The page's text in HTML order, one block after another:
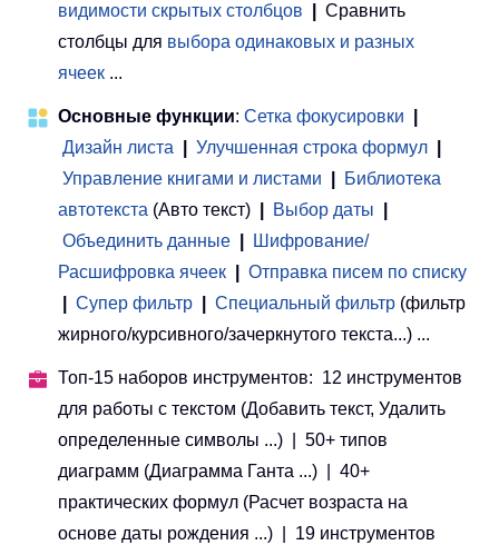
видимости скрытых столбцов
Сравнить
столбцы для выбора одинаковых и разных
ячеек ...
Основные функции: Сетка фокусировки
Дизайн листа
Улучшенная строка формул
Управление книгами и листами
Библиотека
автотекста (Авто текст) Выбор даты
Объединить данные
Шифрование/
Расшифровка ячеек
Отправка писем по списку
Супер фильтр Специальный фильтр (фильтр
жирного/курсивного/зачеркнутого текста...) ...
Топ-15 наборов инструментов: 12 инструментов
для работы с текстом (Добавить текст, Удалить
определенные символы ...) | 50+ типов
диаграмм (Диаграмма Ганта ...) | 40+
практических формул (Расчет возраста на
основе даты рождения ...) | 19 инструментов